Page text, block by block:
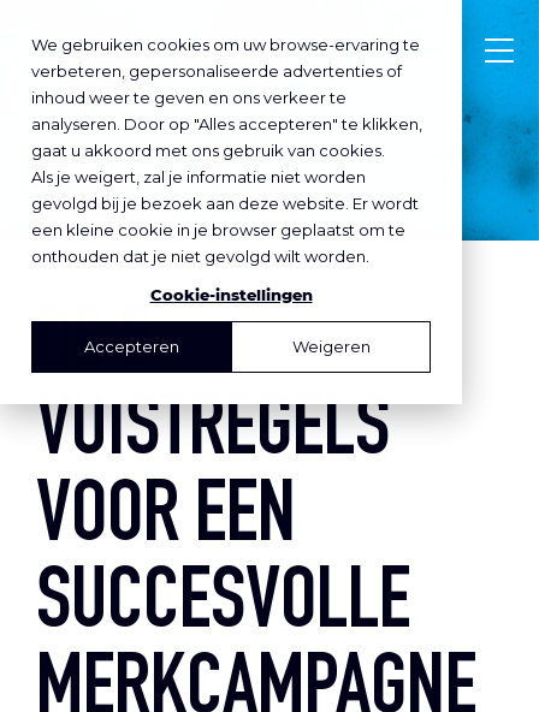
We gebruiken cookies om uw browse-ervaring te
verbeteren, gepersonaliseerde advertenties of
inhoud weer te geven en ons verkeer te
analyseren. Door op "Alles accepteren" te klikken,
gaat u akkoord met ons gebruik van cookies.
Als je weigert, zal je informatie niet worden
gevolgd bij je bezoek aan deze website. Er wordt
een kleine cookie in je browser geplaatst om te
onthouden dat je niet gevolgd wilt worden.
Cookie-instellingen
Accepteren Weigeren
JANUARI 11 , 2022
inSTRATEGIE & CONCEPT
DE 5
VUISTREGELS
VOOR EEN
SUCCESVOLLE